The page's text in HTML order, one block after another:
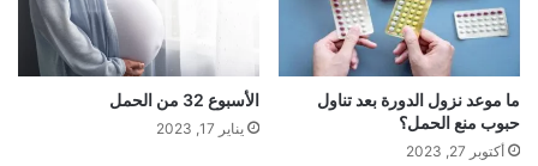
ما موعد نزول الدورة بعد تناول
حبوب منع الحمل؟
أكتوبر 27, 2023
الأسبوع 32 من الحمل
يناير 17, 2023